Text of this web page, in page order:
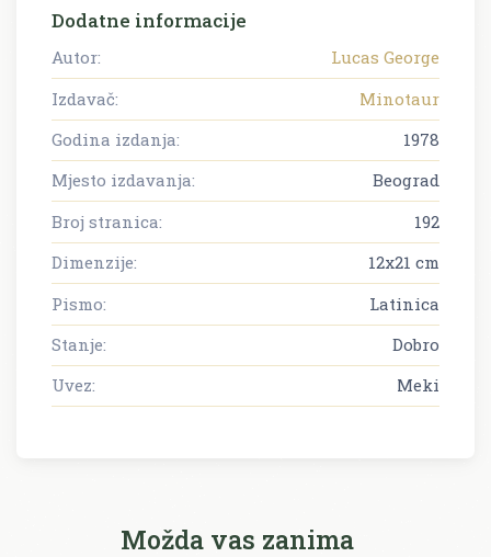
Dodatne informacije
Autor:
Lucas George
Izdavač:
Minotaur
Godina izdanja:
1978
Mjesto izdavanja:
Beograd
Broj stranica:
192
Dimenzije:
12x21 cm
Pismo:
Latinica
Stanje:
Dobro
Uvez:
Meki
Možda vas zanima